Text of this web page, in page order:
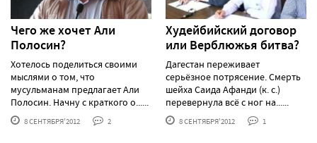
Чего же хочет Али
Полосин?
Хотелось поделиться своими
мыслями о том, что
мусульманам предлагает Али
Полосин. Начну с краткого о......
8 СЕНТЯБРЯ'2012 2
Худейбийский договор
или Верблюжья битва?
Дагестан переживает
серьёзное потрясение. Смерть
шейха Саида Афанди (к. с.)
перевернула всё с ног на......
8 СЕНТЯБРЯ'2012 1